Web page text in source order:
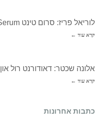
לוריאל פריז: סרום טינט Hyaluronic Tint Serum
קרא עוד ←
אלונה שכטר: דאודורנט רול און
קרא עוד ←
כתבות אחרונות